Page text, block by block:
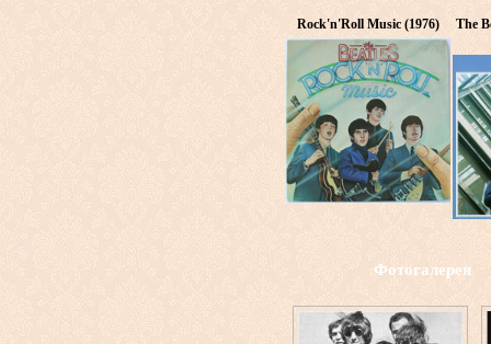
Rock'n'Roll Music (1976) The
Фотогалерея